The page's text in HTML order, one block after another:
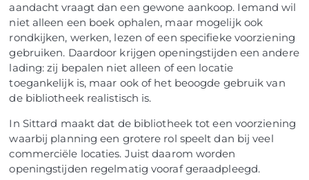
aandacht vraagt dan een gewone aankoop. Iemand wil
niet alleen een boek ophalen, maar mogelijk ook
rondkijken, werken, lezen of een specifieke voorziening
gebruiken. Daardoor krijgen openingstijden een andere
lading: zij bepalen niet alleen of een locatie
toegankelijk is, maar ook of het beoogde gebruik van
de bibliotheek realistisch is.
In Sittard maakt dat de bibliotheek tot een voorziening
waarbij planning een grotere rol speelt dan bij veel
commerciële locaties. Juist daarom worden
openingstijden regelmatig vooraf geraadpleegd.